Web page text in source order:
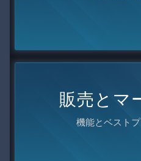
販売とマ
機能とベスト